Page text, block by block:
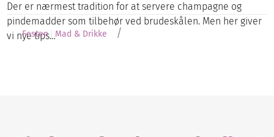
Der er nærmest tradition for at servere champagne og
pindemadder som tilbehør ved brudeskålen. Men her giver
vi nye tips…
Festen Mad & Drikke /